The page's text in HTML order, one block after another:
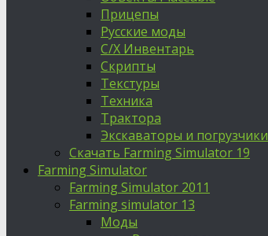
Прицепы
Русские моды
С/Х Инвентарь
Скрипты
Текстуры
Техника
Трактора
Экскаваторы и погрузчики
Скачать Farming Simulator 19
Farming Simulator
Farming Simulator 2011
Farming simulator 13
Моды